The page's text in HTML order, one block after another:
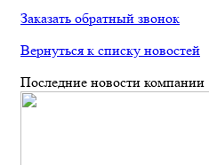
Заказать обратный звонок
Вернуться к списку новостей
Последние новости компании